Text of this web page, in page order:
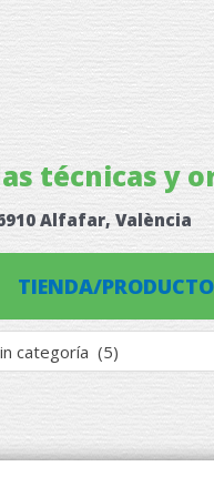
técnicas y
Alfafar, València
TIENDA/
categoría (5)